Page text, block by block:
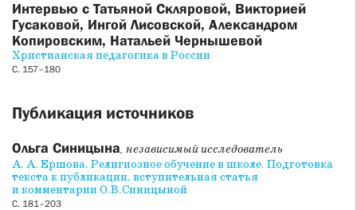
размышлениями Т. Н. Панченко о книге
Н. Н. Павлюченкова «Богословие всеединства. От
Ф. В. Й. Шеллинга до П. А. Флоренского. Москва: ПСТГУ,
2023. 604 с.».
Филаретовского института, многолетнего участника
Александровича Старобинского.
Интервью с Татьяной Скляровой, Викторией
Гусаковой, Ингой Лисовской, Александром
Копировским, Натальей Чернышевой
Христианская педагогика в России
С. 157–180
Публикация источников
Ольга Синицына, независимый исследователь
А. А. Ершова. Религиозное обучение в школе. Подготовка
текста к публикации, вступительная статья
и комментарии О.В.Синицыной
С. 181–203